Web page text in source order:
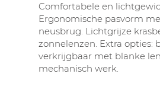
Comfortabele en
Ergonomische pasvorm
neusbrug. Lichtgrijze
zonnelenzen. Extra opties:
verkrijgbaar met blanke
mechanisch werk.